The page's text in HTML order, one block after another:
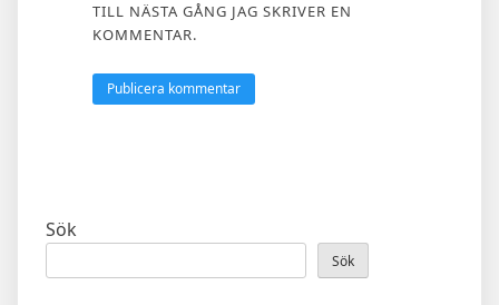
TILL NÄSTA GÅNG JAG SKRIVER EN
KOMMENTAR.
Sök
Sök